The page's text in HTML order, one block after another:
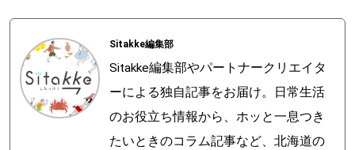
Sitakke編集部
Sitakke編集部やパートナークリエイタ
ーによる独自記事をお届け。日常生活
のお役立ち情報から、ホッと一息つき
たいときのコラム記事など、北海道の